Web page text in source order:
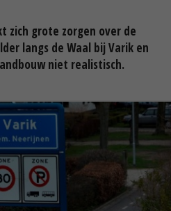
zich grote zorgen over de
langs de Waal bij Varik en
niet realistisch.